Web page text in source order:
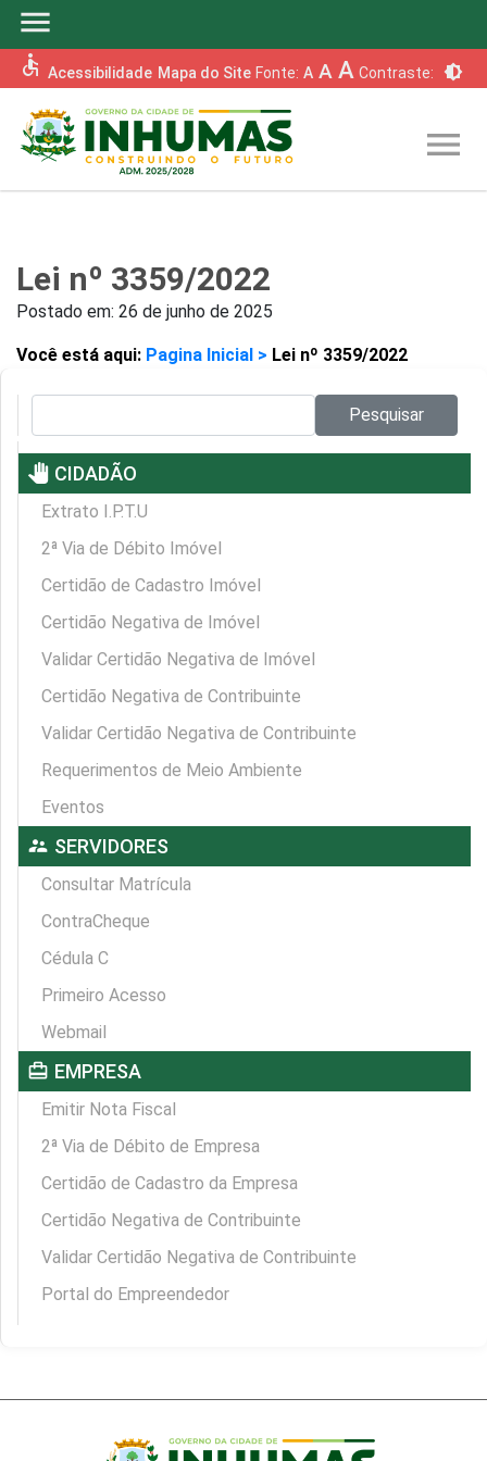
menu
accessible Acessibilidade Mapa do Site Fonte: A A A Contraste: brightness_6
menu
Lei nº 3359/2022
Postado em: 26 de junho de 2025
Você está aqui: Pagina Inicial > Lei nº 3359/2022
Pesquisar
pan_tool CIDADÃO
Extrato I.P.T.U
2ª Via de Débito Imóvel
Certidão de Cadastro Imóvel
Certidão Negativa de Imóvel
Validar Certidão Negativa de Imóvel
Certidão Negativa de Contribuinte
Validar Certidão Negativa de Contribuinte
Requerimentos de Meio Ambiente
Eventos
supervisor_account SERVIDORES
Consultar Matrícula
ContraCheque
Cédula C
Primeiro Acesso
Webmail
card_travel EMPRESA
Emitir Nota Fiscal
2ª Via de Débito de Empresa
Certidão de Cadastro da Empresa
Certidão Negativa de Contribuinte
Validar Certidão Negativa de Contribuinte
Portal do Empreendedor